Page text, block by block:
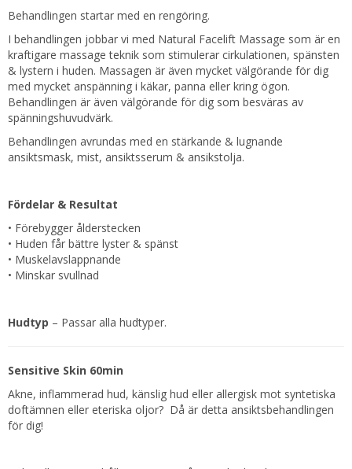
Behandlingen startar med en rengöring.
I behandlingen jobbar vi med Natural Facelift Massage som är en
kraftigare massage teknik som stimulerar cirkulationen, spänsten
& lystern i huden. Massagen är även mycket välgörande för dig
med mycket anspänning i käkar, panna eller kring ögon.
Behandlingen är även välgörande för dig som besväras av
spänningshuvudvärk.
Behandlingen avrundas med en stärkande & lugnande
ansiktsmask, mist, ansiktsserum & ansikstolja.
Fördelar & Resultat
• Förebygger ålderstecken
• Huden får bättre lyster & spänst
• Muskelavslappnande
• Minskar svullnad
Hudtyp – Passar alla hudtyper.
Sensitive Skin 60min
Akne, inflammerad hud, känslig hud eller allergisk mot syntetiska
doftämnen eller eteriska oljor? Då är detta ansiktsbehandlingen
för dig!